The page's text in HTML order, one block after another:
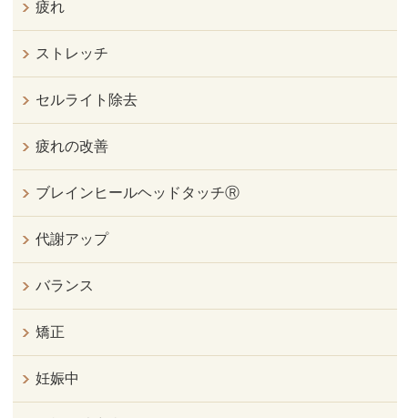
疲れ
ストレッチ
セルライト除去
疲れの改善
ブレインヒールヘッドタッチⓇ
代謝アップ
バランス
矯正
妊娠中